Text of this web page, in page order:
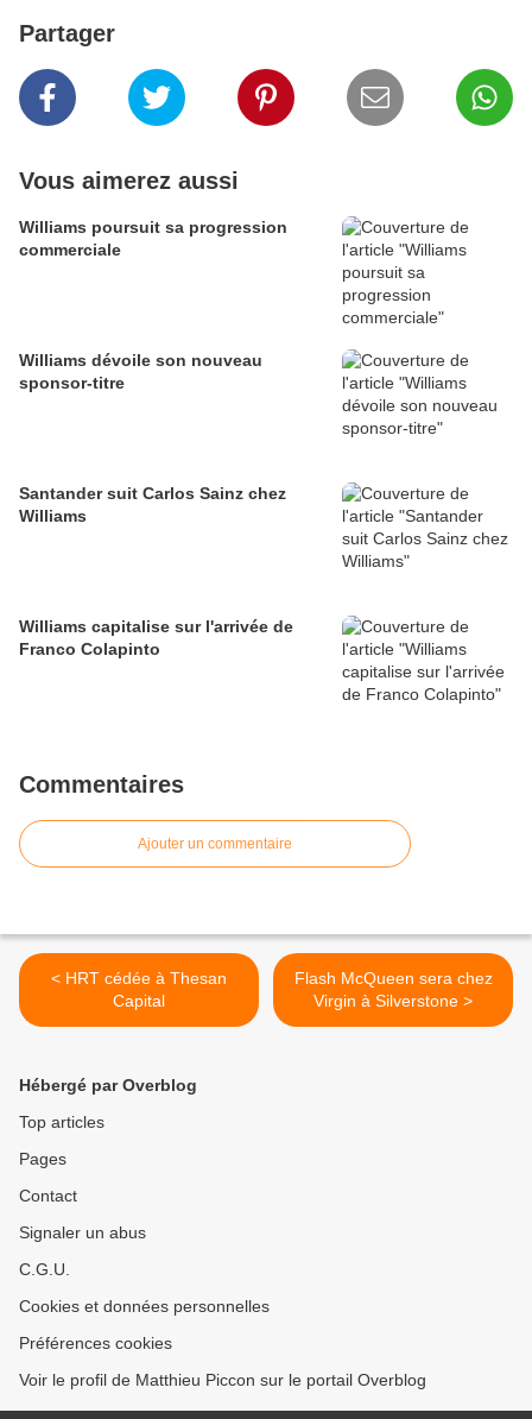
Partager
Vous aimerez aussi
Williams poursuit sa progression
commerciale
Williams dévoile son nouveau
sponsor-titre
Santander suit Carlos Sainz chez
Williams
Williams capitalise sur l'arrivée de
Franco Colapinto
Commentaires
Ajouter un commentaire
< HRT cédée à Thesan
Capital
Flash McQueen sera chez
Virgin à Silverstone >
Hébergé par Overblog
Top articles
Pages
Contact
Signaler un abus
C.G.U.
Cookies et données personnelles
Préférences cookies
Voir le profil de Matthieu Piccon sur le portail Overblog